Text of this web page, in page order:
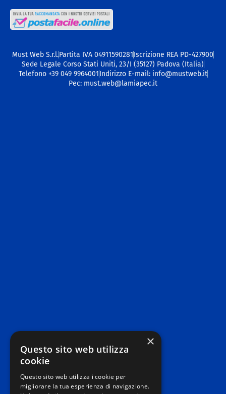
Must Web S.r.l.Partita IVA 04911590281Iscrizione REA PD-427900
Sede Legale Corso Stati Uniti, 23/I (35127) Padova (Italia)
Telefono +39 049 9964001Indirizzo E-mail: info@mustweb.it
Pec: must.web@lamiapec.it
×
Questo sito web utilizza
cookie
Questo sito web utilizza i cookie per
migliorare la tua esperienza di navigazione.